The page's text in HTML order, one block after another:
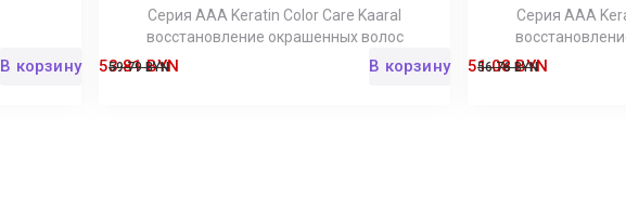
В корзину
Серия AAA Keratin Color Care Kaaral
восстановление окрашенных волос
59.79 BYN
53.81 BYN В корзину
Серия AAA
56.76 BYN
51.08 BYN